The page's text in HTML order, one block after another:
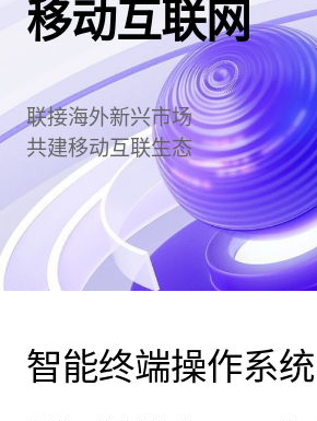
业务及服务
手机
数码配件/家电
移动互联网
服务与支持/售后服务
投资者关系
员工关怀
新闻中心
移动互联网
移动互联网
联接海外新兴市场
共建移动互联生态
智能终端操作系统
智能终端操作系统